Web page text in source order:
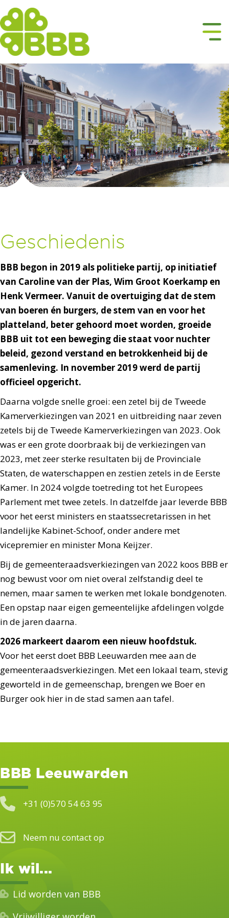
Geschiedenis
BBB begon in 2019 als politieke partij, op initiatief
van Caroline van der Plas, Wim Groot Koerkamp en
Henk Vermeer. Vanuit de overtuiging dat de stem
van boeren én burgers, de stem van en voor het
platteland, beter gehoord moet worden, groeide
BBB uit tot een beweging die staat voor nuchter
beleid, gezond verstand en betrokkenheid bij de
samenleving. In november 2019 werd de partij
officieel opgericht.
Daarna volgde snelle groei: een zetel bij de Tweede
Kamerverkiezingen van 2021 en uitbreiding naar zeven
zetels bij de Tweede Kamerverkiezingen van 2023. Ook
was er een grote doorbraak bij de verkiezingen van
2023, met zeer sterke resultaten bij de Provinciale
Staten, de waterschappen en zestien zetels in de Eerste
Kamer. In 2024 volgde toetreding tot het Europees
Parlement met twee zetels. In datzelfde jaar leverde BBB
voor het eerst ministers en staatssecretarissen in het
landelijke Kabinet-Schoof, onder andere met
vicepremier en minister Mona Keijzer.
Bij de gemeenteraadsverkiezingen van 2022 koos BBB er
nog bewust voor om niet overal zelfstandig deel te
nemen, maar samen te werken met lokale bondgenoten.
Een opstap naar eigen gemeentelijke afdelingen volgde
in de jaren daarna.
2026 markeert daarom een nieuw hoofdstuk.
Voor het eerst doet BBB Leeuwarden mee aan de
gemeenteraadsverkiezingen. Met een lokaal team, stevig
geworteld in de gemeenschap, brengen we Boer en
Burger ook hier in de stad samen aan tafel.
BBB Leeuwarden
+31 (0)570 54 63 95
Neem nu contact op
Ik wil...
Lid worden van BBB